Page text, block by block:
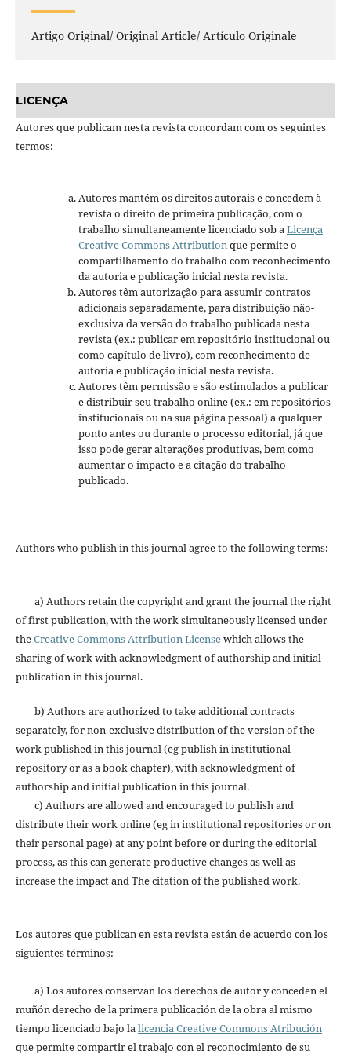
Artigo Original/ Original Article/ Artículo Originale
LICENÇA
Autores que publicam nesta revista concordam com os seguintes
termos:
Autores mantém os direitos autorais e concedem à
revista o direito de primeira publicação, com o
trabalho simultaneamente licenciado sob aLicença
Creative Commons Attributionque permite o
compartilhamento do trabalho com reconhecimento
da autoria e publicação inicial nesta revista.
Autores têm autorização para assumir contratos
adicionais separadamente, para distribuição não-
exclusiva da versão do trabalho publicada nesta
revista (ex.: publicar em repositório institucional ou
como capítulo de livro), com reconhecimento de
autoria e publicação inicial nesta revista.
Autores têm permissão e são estimulados a publicar
e distribuir seu trabalho online (ex.: em repositórios
institucionais ou na sua página pessoal) a qualquer
ponto antes ou durante o processo editorial, já que
isso pode gerar alterações produtivas, bem como
aumentar o impacto e a citação do trabalho
publicado.
Authors who publish in this journal agree to the following terms:
a) Authors retain the copyright and grant the journal the right
of first publication, with the work simultaneously licensed under
theCreative Commons Attribution Licensewhich allows the
sharing of work with acknowledgment of authorship and initial
publication in this journal.
b) Authors are authorized to take additional contracts
separately, for non-exclusive distribution of the version of the
work published in this journal (eg publish in institutional
repository or as a book chapter), with acknowledgment of
authorship and initial publication in this journal.
c) Authors are allowed and encouraged to publish and
distribute their work online (eg in institutional repositories or on
their personal page) at any point before or during the editorial
process, as this can generate productive changes as well as
increase the impact and The citation of the published work.
Los autores que publican en esta revista están de acuerdo con los
siguientes términos:
a) Los autores conservan los derechos de autor y conceden el
muñón derecho de la primera publicación de la obra al mismo
tiempo licenciado bajo lalicencia Creative Commons Atribución
que permite compartir el trabajo con el reconocimiento de su